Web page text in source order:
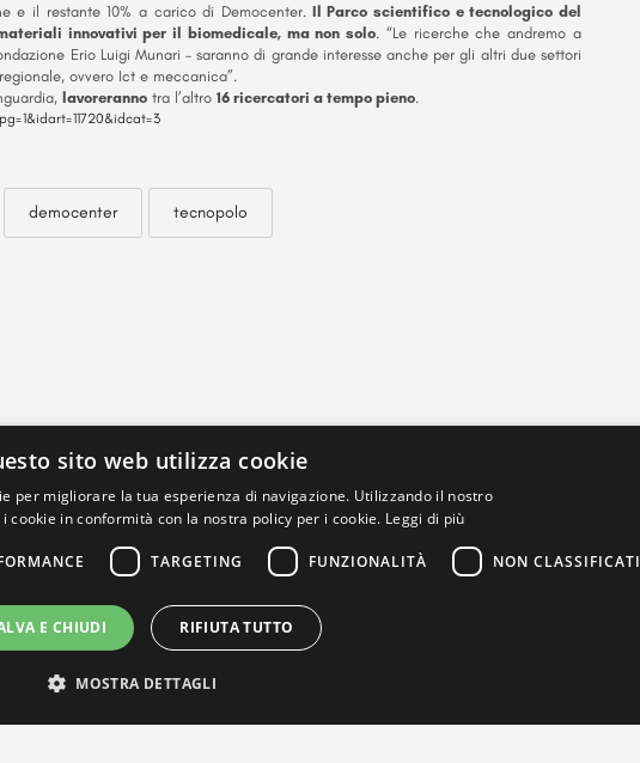
e il restante 10% a carico di Democenter. Il Parco scientifico e tecnologico del
innovativi per il biomedicale, ma non solo. “Le ricerche che andremo a
Erio Luigi Munari – saranno di grande interesse anche per gli altri due settori
ovvero Ict e meccanica”.
lavoreranno tra l’altro 16 ricercatori a tempo pieno.
democenter tecnopolo
sito web utilizza cookie
per migliorare la tua esperienza di navigazione. Utilizzando il nostro
cookie in conformità con la nostra policy per i cookie. Leggi di più
TARGETING FUNZIONALITÀ NON CLASSIFICATI
E CHIUDI RIFIUTA TUTTO
MOSTRA DETTAGLI